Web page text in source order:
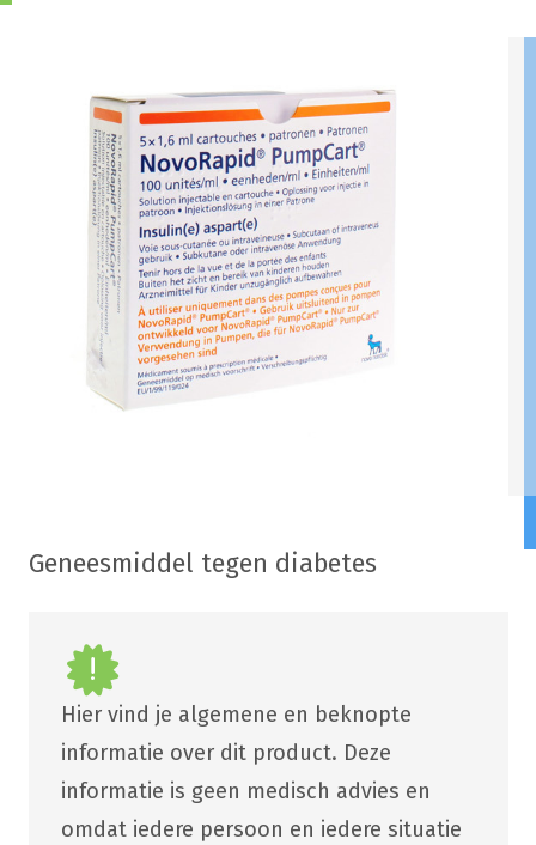
Geneesmiddel tegen diabetes
Hier vind je algemene en beknopte
informatie over dit product. Deze
informatie is geen medisch advies en
omdat iedere persoon en iedere situatie